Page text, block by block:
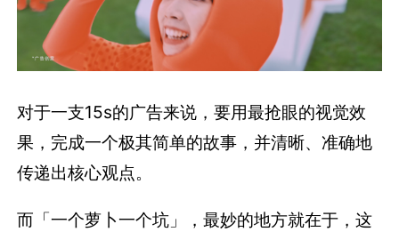
对于一支15s的广告来说，要用最抢眼的视觉效
果，完成一个极其简单的故事，并清晰、准确地
传递出核心观点。
而「一个萝卜一个坑」，最妙的地方就在于，这